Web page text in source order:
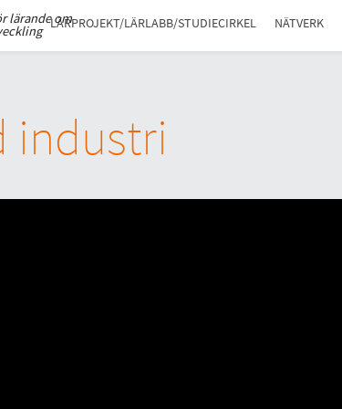
LÄRPROJEKT/LÄRLABB/STUDIECIRKEL NÄTVERK
lärande om
industri